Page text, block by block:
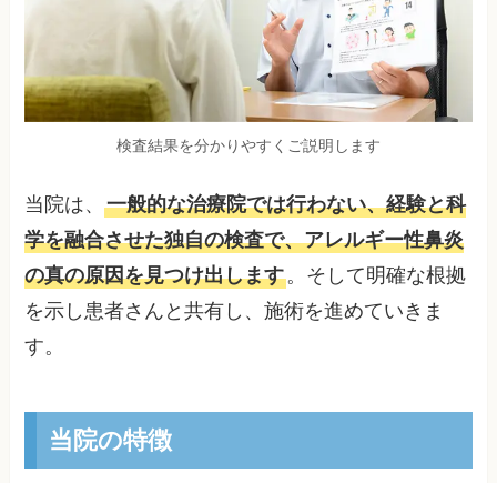
検査結果を分かりやすくご説明します
当院は、一般的な治療院では行わない、経験と科
学を融合させた独自の検査で、アレルギー性鼻炎
の真の原因を見つけ出します。そして明確な根拠
を示し患者さんと共有し、施術を進めていきま
す。
当院の特徴